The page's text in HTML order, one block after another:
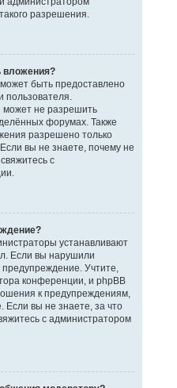
разрешения.
вложения?
быть предоставлено
пользователя.
не разрешить
форумах. Также
разрешено только
вы не знаете, почему не
с
устанавливают
Если вы нарушили
Учтите,
конференции, и phpBB
к предупреждениям,
вы не знаете, за что
с администратором